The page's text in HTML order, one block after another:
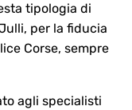
tipologia di
per la fiducia
Corse, sempre
agli specialisti